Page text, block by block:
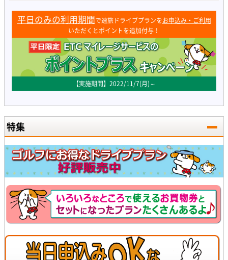
平日のみの利用期間で速旅ドライブプランをお申込み・ご利用
いただくとポイントを追加付与！
【実施期間】2022/11/7(月)～
特集